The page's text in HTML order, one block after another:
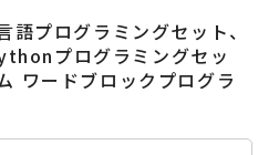
プログラミングセット、
プログラミングセッ
ワードブロックプログラ